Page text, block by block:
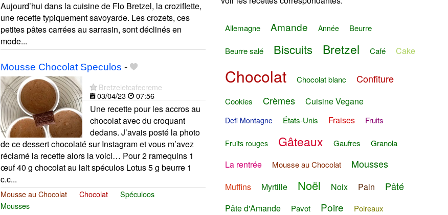
Aujourd’hui dans la cuisine de Flo Bretzel, la croziflette,
une recette typiquement savoyarde. Les crozets, ces
petites pâtes carrées au sarrasin, sont déclinés en
mode...
Mousse Chocolat Speculos -
Bretzeletcafecreme
03/04/23
07:56
Une recette pour les accros au
chocolat avec du croquant
dedans. J’avais posté la photo
de ce dessert chocolaté sur Instagram et vous m’avez
réclamé la recette alors la voici… Pour 2 ramequins 1
œuf 40 g chocolat au lait spéculos Lotus 5 g beurre 1
c.c...
Mousse au Chocolat Chocolat
Spéculoos
Mousses
Allemagne Amande Année Beurre
Beurre salé Biscuits Bretzel Café Cake
Chocolat Chocolat blanc Confiture
Cookies Crèmes Cuisine Vegane
Defi Montagne États-Unis Fraises Fruits
Fruits rouges Gâteaux Gaufres Granola
La rentrée Mousse au Chocolat Mousses
Muffins Myrtille Noël Noix Pain Pâté
Pâte d'Amande Pavot Poire
Poireaux